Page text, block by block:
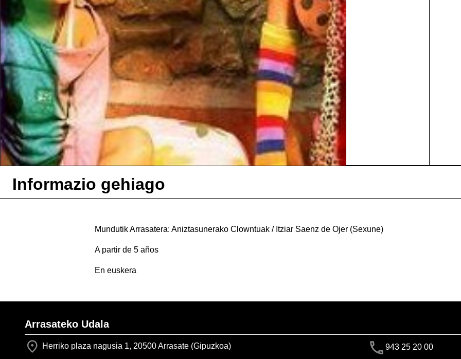
Informazio gehiago
Mundutik Arrasatera: Aniztasunerako Clowntuak / Itziar Saenz de Ojer (Sexune)
A partir de 5 años
En euskera
Arrasateko Udala
Herriko plaza nagusia 1, 20500 Arrasate (Gipuzkoa) 943 25 20 00